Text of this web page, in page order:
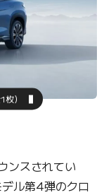
）
ンスされてい
ル第4弾のクロ